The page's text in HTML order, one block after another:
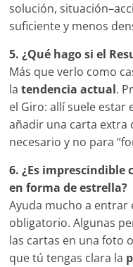
solución,
suficiente y menos
5. ¿Qué hago si el
Más que verlo como
latendencia actual.
el Giro: allí suele estar
añadir una carta extra
necesario y no para
6. ¿Es
en forma de estrella?
Ayuda mucho a entrar
obligatorio. Algunas
las cartas en una foto
que tú tengas clara la